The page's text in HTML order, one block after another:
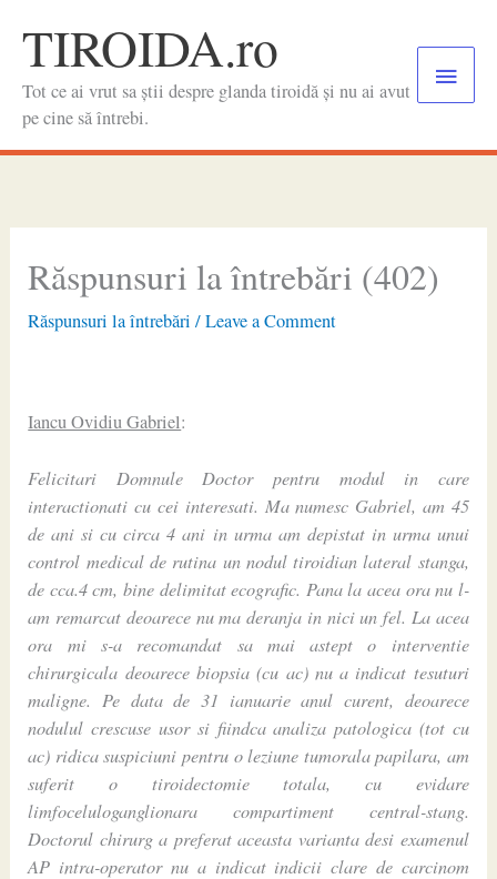
contentTIROIDA.ro
Tot ce ai vrut sa știi despre glanda tiroidă și nu ai avut
pe cine să întrebi.
Main
Răspunsuri la întrebări (402)
Răspunsuri la întrebări /Leave a Comment
Iancu Ovidiu Gabriel:
Felicitari Domnule Doctor pentru modul in care
interactionati cu cei interesati. Ma numesc Gabriel, am 45
de ani si cu circa 4 ani in urma am depistat in urma unui
control medical de rutina un nodul tiroidian lateral stanga,
de cca.4 cm, bine delimitat ecografic. Pana la acea ora nu l-
am remarcat deoarece nu ma deranja in nici un fel. La acea
ora mi s-a recomandat sa mai astept o interventie
chirurgicala deoarece biopsia (cu ac) nu a indicat tesuturi
maligne. Pe data de 31 ianuarie anul curent, deoarece
nodulul crescuse usor si fiindca analiza patologica (tot cu
ac) ridica suspiciuni pentru o leziune tumorala papilara, am
suferit o tiroidectomie totala, cu evidare
limfoceluloganglionara compartiment central-stang.
Doctorul chirurg a preferat aceasta varianta desi examenul
AP intra-operator nu a indicat indicii clare de carcinom